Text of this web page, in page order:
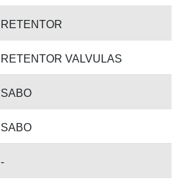
RETENTOR
RETENTOR VALVULAS
SABO
SABO
-